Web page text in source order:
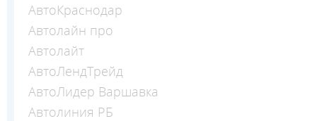
АвтоКраснодар
Автолайн про
Автолайт
АвтоЛендТрейд
АвтоЛидер Варшавка
Автолиния РБ